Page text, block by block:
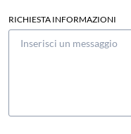
RICHIESTA INFORMAZIONI